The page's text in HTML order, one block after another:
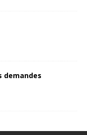
demandes